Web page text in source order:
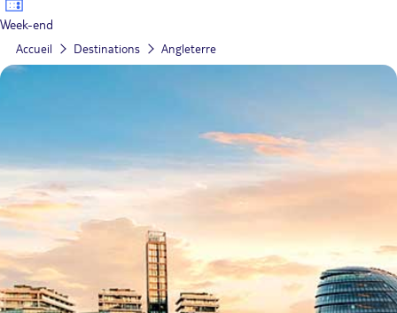
Week-end
Accueil Destinations Angleterre